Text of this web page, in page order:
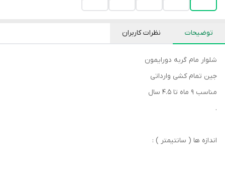
توضیحات نظرات کاربران
شلوار مام گربه دورایمون
جین تمام کشی وارداتی
مناسب 9 ماه تا 4.5 سال
.
اندازه ها ( سانتیمتر ) :